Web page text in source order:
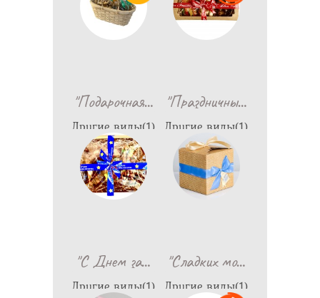
"Подарочная…
Другие виды(1)
1,599
"Праздничны…
Другие виды(1)
579
"С Днем за…
Другие виды(1)
"Сладких мо…
Другие виды(1)